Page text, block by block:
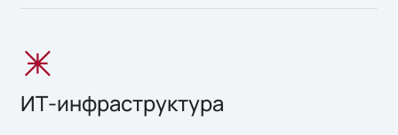
ИТ-инфраструктура